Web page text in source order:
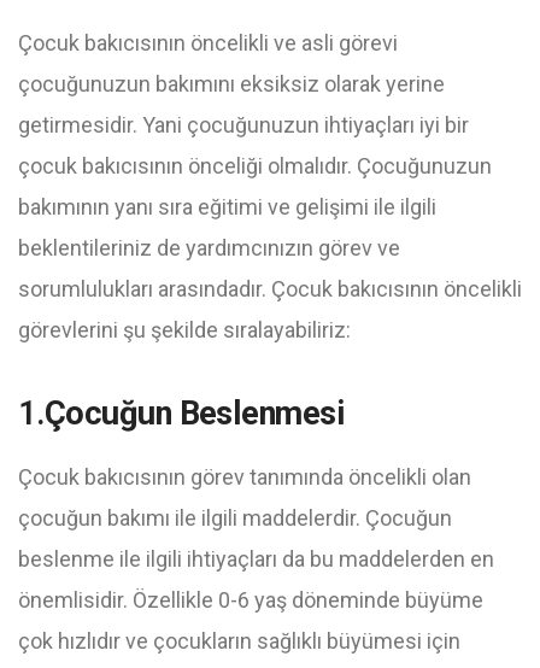
Çocuk bakıcısının öncelikli ve asli görevi
çocuğunuzun bakımını eksiksiz olarak yerine
getirmesidir. Yani çocuğunuzun ihtiyaçları iyi bir
çocuk bakıcısının önceliği olmalıdır. Çocuğunuzun
bakımının yanı sıra eğitimi ve gelişimi ile ilgili
beklentileriniz de yardımcınızın görev ve
sorumlulukları arasındadır. Çocuk bakıcısının öncelikli
görevlerini şu şekilde sıralayabiliriz:
1.Çocuğun Beslenmesi
Çocuk bakıcısının görev tanımında öncelikli olan
çocuğun bakımı ile ilgili maddelerdir. Çocuğun
beslenme ile ilgili ihtiyaçları da bu maddelerden en
önemlisidir. Özellikle 0-6 yaş döneminde büyüme
çok hızlıdır ve çocukların sağlıklı büyümesi için